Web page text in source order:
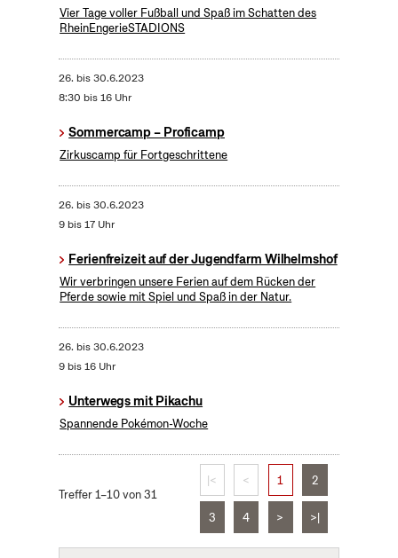
Vier Tage voller Fußball und Spaß im Schatten des
RheinEngerieSTADIONS
26. bis30.6.2023
8:30 bis 16 Uhr
Sommercamp – Proficamp
Zirkuscamp für Fortgeschrittene
26. bis30.6.2023
9 bis 17 Uhr
Ferienfreizeit auf der Jugendfarm Wilhelmshof
Wir verbringen unsere Ferien auf dem Rücken der
Pferde sowie mit Spiel und Spaß in der Natur.
26. bis30.6.2023
9 bis 16 Uhr
Unterwegs mit Pikachu
Spannende Pokémon-Woche
Treffer 1–10 von 31
|< < 1 2
3 4 > >|